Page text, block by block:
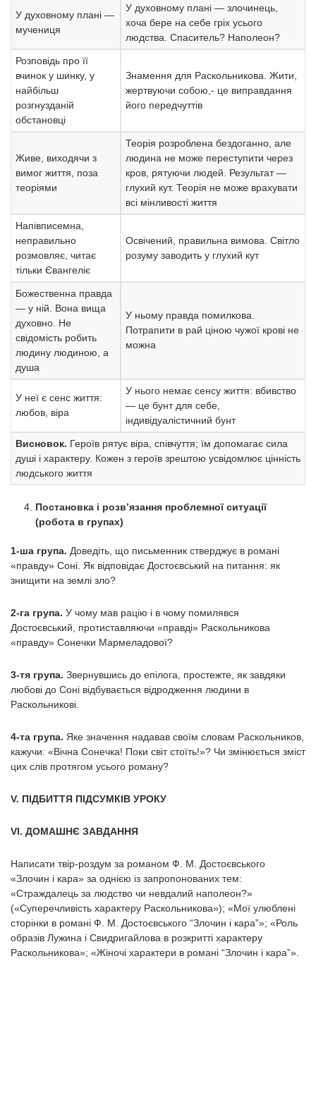
У духовному плані —
мучениця
У духовному плані — злочинець,
хоча бере на себе гріх усього
людства. Спаситель? Наполеон?
Розповідь про її
вчинок у шинку, у
найбільш
розгнузданій
обстановці
Знамення для Раскольникова. Жити,
жертвуючи собою,- це виправдання
його передчуттів
Живе, виходячи з
вимог життя, поза
теоріями
Теорія розроблена бездоганно, але
людина не може переступити через
кров, рятуючи людей. Результат —
глухий кут. Теорія не може врахувати
всі мінливості життя
Напівписемна,
неправильно
розмовляє, читає
тільки Євангеліє
Освічений, правильна вимова. Світло
розуму заводить у глухий кут
Божественна правда
— у ній. Вона вища
духовно. Не
свідомість робить
людину людиною, а
душа
У ньому правда помилкова.
Потрапити в рай ціною чужої крові не
можна
У неї є сенс життя:
любов, віра
У нього немає сенсу життя: вбивство
— це бунт для себе,
індивідуалістичний бунт
Висновок. Героїв рятує віра, співчуття; їм допомагає сила
душі і характеру. Кожен з героїв зрештою усвідомлює цінність
людського життя
Постановка і розв’язання проблемної ситуації
(робота в групах)
1-ша група. Доведіть, що письменник стверджує в романі
«правду» Соні. Як відповідає Достоєвський на питання: як
знищити на землі зло?
2-га група. У чому мав рацію і в чому помилявся
Достоєвський, протиставляючи «правді» Раскольникова
«правду» Сонечки Мармеладової?
3-тя група. Звернувшись до епілога, простежте, як завдяки
любові до Соні відбувається відродження людини в
Раскольникові.
4-та група. Яке значення надавав своїм словам Раскольников,
кажучи: «Вічна Сонечка! Поки світ стоїть!»? Чи змінюється зміст
цих слів протягом усього роману?
V. ПІДБИТТЯ ПІДСУМКІВ УРОКУ
VI. ДОМАШНЄ ЗАВДАННЯ
Написати твір-роздум за романом Ф. М. Достоєвського
«Злочин і кара» за однією із запропонованих тем:
«Страждалець за людство чи невдалий наполеон?»
(«Суперечливість характеру Раскольникова»); «Мої улюблені
сторінки в романі Ф. М. Достоєвського “Злочин і кара”»; «Роль
образів Лужина і Свидригайлова в розкритті характеру
Раскольникова»; «Жіночі характери в романі “Злочин і кара”».